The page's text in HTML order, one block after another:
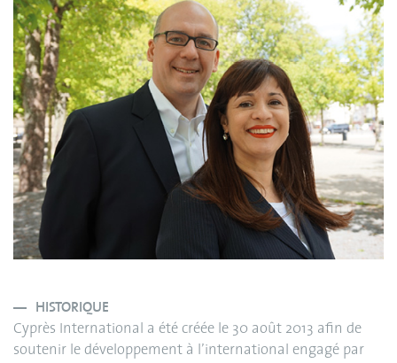
HISTORIQUE
Cyprès International a été créée le 30 août 2013 afin de
soutenir le développement à l’international engagé par